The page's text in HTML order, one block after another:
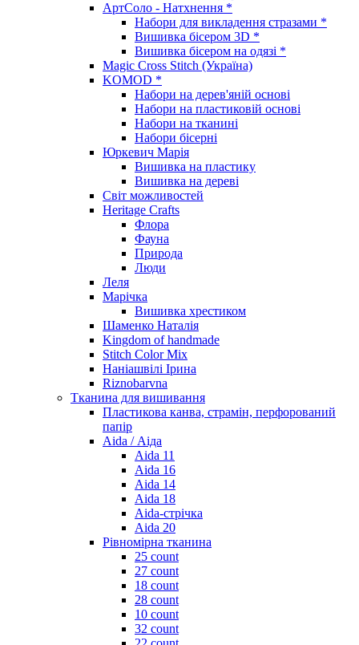
АртСоло - Натхнення *
Набори для викладення стразами *
Вишивка бісером 3D *
Вишивка бісером на одязі *
Magic Cross Stitch (Україна)
KOMOD *
Набори на дерев'яній основі
Набори на пластиковій основі
Набори на тканині
Набори бісерні
Юркевич Марія
Вишивка на пластику
Вишивка на дереві
Світ можливостей
Heritage Crafts
Флора
Фауна
Природа
Люди
Леля
Марічка
Вишивка хрестиком
Шаменко Наталія
Kingdom of handmade
Stitch Color Mix
Наніашвілі Ірина
Riznobarvna
Тканина для вишивання
Пластикова канва, страмін, перфорований
папір
Aida / Аіда
Aida 11
Aida 16
Aida 14
Aida 18
Aida-стрічка
Aida 20
Рівномірна тканина
25 count
27 count
18 count
28 count
10 count
32 count